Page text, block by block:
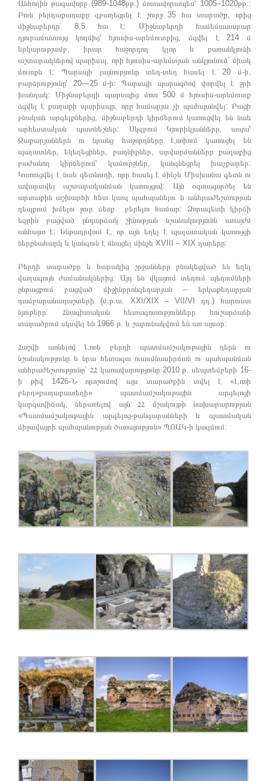
Անհողին թագավորը (989-1048թթ.) մոտավորապես՝ 1005–1020թթ.:
Բուն բերդաքաղաքը զբաղեցրել է շուրջ 35 հա տարածք, որից
միջնաբերդը` 8.5 հա է: Միջնաբերդի համեմատաբար
դյուրամատույց կողմից՝ հյուսիս-արևմուտքից, ձգվել է 214 մ
երկարությամբ, իրար հաջորդող կլոր և քառանկյունի
աշտարակներով պարիսպ, որի հյուսիս-արևմտյան անկյունում` միակ
մուտքն է: Պարսպի լայնությունը տեղ-տեղ հասել է 20 մ-ի,
բարձրությունը՝ 20—25 մ-ի: Պարսպի պարագծով փորվել է ջրի
խանդակ: Միջնաբերդի պարսպից մոտ 500 մ հյուսիս-արևմուտք
ձգվել է քաղաքի պարիսպը, որը համարյա չի պահպանվել: Բացի
բնական արգելքներից, միջնաբերդի կիրճերում կառուցվել են նաև
արհեստական պատնեշներ: Սկզբում Կյուրիկյանները, ապա՝
Զաքարյաններն ու նրանց հաջորդները Լոռիում կառուցել են
պալատներ, եկեղեցիներ, բաղնիքներ, արվարձանները քաղաքից
բաժանող կիրճերում՝ կամուրջներ, կանգնեցրել խաչքարեր:
Կառուցվել է նաև գետնուղի, որը հասել է մինչև Միսխանա գետն ու
ավարտվել աշտարականման կառույցով: Այն օգտագործել են
արտաքին աշխարհի հետ կապ պահպանելու և անհրաժեշտության
դեպքում խմելու ջուր ձեռք բերելու համար: Ձորագետի կիրճի
եզրին բացված ընդարձակ շինության նշանակությունն առայժմ
անհայտ է: Ենթադրվում է, որ այն եղել է պալատական կառույցի
ներքնահարկ և կանգուն է մնացել մինչև XVIII – XIX դարերը:
Բերդի տարածքը և հարակից շրջանները բնակեցված են եղել
վաղագույն ժամանակներից: Այդ են վկայում տեղում պեղումների
ընթացքում բացված միջինբրոնզեդարյան – երկաթեդարյան
դամբարանադաշտերի (մ.թ.ա. XXI/XIX – VII/VI դդ.) հարուստ
նյութերը: Հնագիտական հետազոտությունները հուշարձանի
տարածքում սկսվել են 1966 թ. և շարունակվում են առ այսօր:
Հաշվի առնելով Լոռե բերդի պատմամշակութային դերն ու
նշանակությունը և նրա հետագա ուսումնասիրման ու պահպանման
անհրաժեշտությունը` ՀՀ կառավարությունը 2010 թ. սեպտեմբերի 16-
ի թիվ 1426-Ն որոշումով այս տարածքին տվել է «Լոռի
բերդ»քաղաքատեղի» պատմամշակութային արգելոցի
կարգավիճակ, ներառելով այն ՀՀ մշակույթի նախարարության
«Պատմամշակութային արգելոց-թանգարանների և պատմական
միջավայրի պահպանության ծառայություն» ՊՈԱԿ-ի կազմում: